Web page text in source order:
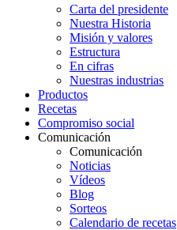
Carta del presidente
Nuestra Historia
Misión y valores
Estructura
En cifras
Nuestras industrias
Productos
Recetas
Compromiso social
Comunicación
Comunicación
Noticias
Vídeos
Blog
Sorteos
Calendario de recetas